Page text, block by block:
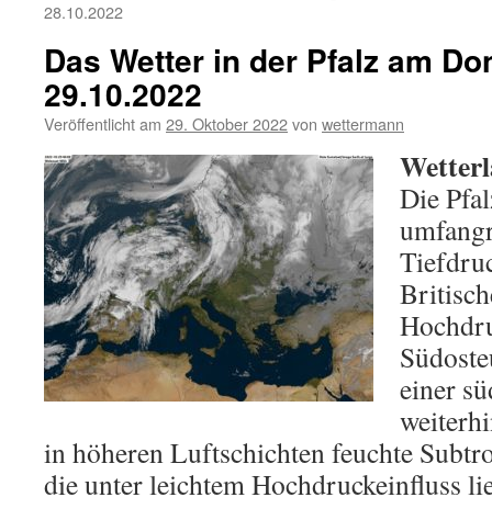
28.10.2022
Das Wetter in der Pfalz am
29.10.2022
Veröffentlicht am 29. Oktober 2022von wettermann
Die
einer
in höheren Luftschichten feuchte
die unter leichtem Hochdruckeinfluss